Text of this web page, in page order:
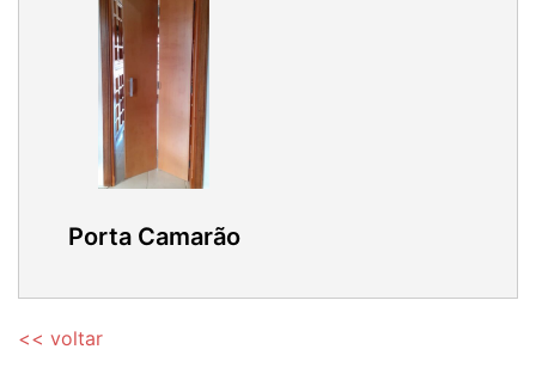
Porta Camarão
<< voltar